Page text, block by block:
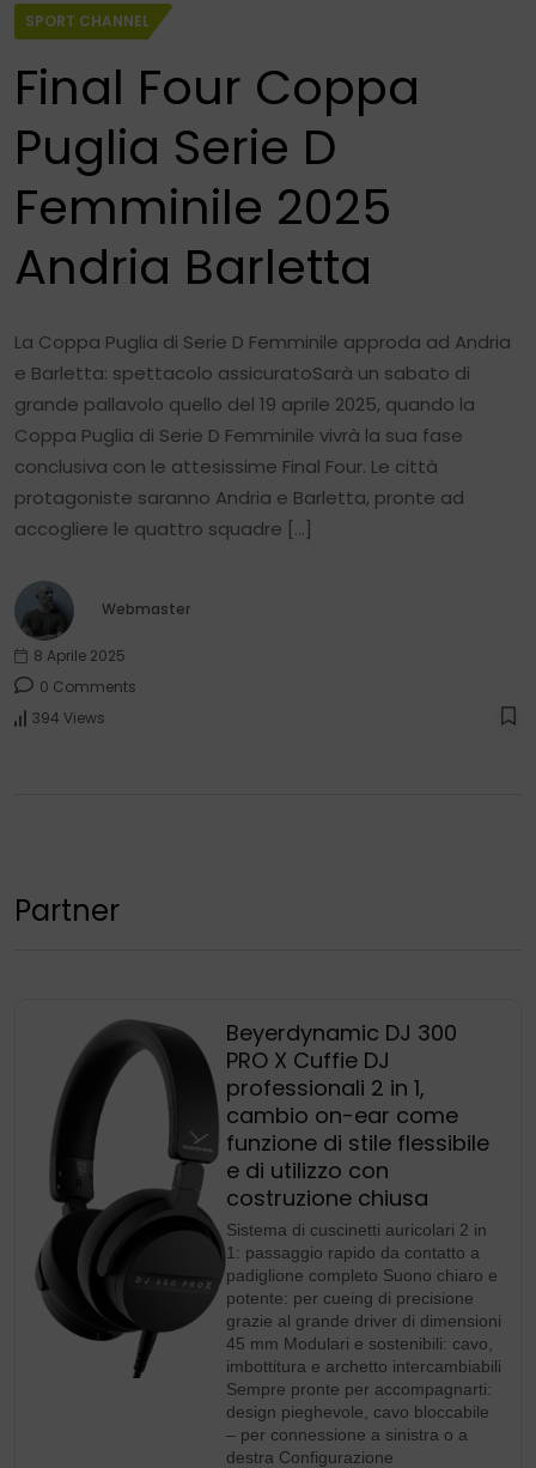
SPORT CHANNEL
Final Four Coppa
Puglia Serie D
Femminile 2025
Andria Barletta
La Coppa Puglia di Serie D Femminile approda ad Andria
e Barletta: spettacolo assicuratoSarà un sabato di
grande pallavolo quello del 19 aprile 2025, quando la
Coppa Puglia di Serie D Femminile vivrà la sua fase
conclusiva con le attesissime Final Four. Le città
protagoniste saranno Andria e Barletta, pronte ad
accogliere le quattro squadre […]
Webmaster
8 Aprile 2025
0 Comments
394 Views
Partner
Beyerdynamic DJ 300
PRO X Cuffie DJ
professionali 2 in 1,
cambio on-ear come
funzione di stile flessibile
e di utilizzo con
costruzione chiusa
Sistema di cuscinetti auricolari 2 in
1: passaggio rapido da contatto a
padiglione completo Suono chiaro e
potente: per cueing di precisione
grazie al grande driver di dimensioni
45 mm Modulari e sostenibili: cavo,
imbottitura e archetto intercambiabili
Sempre pronte per accompagnarti:
design pieghevole, cavo bloccabile
– per connessione a sinistra o a
destra Configurazione